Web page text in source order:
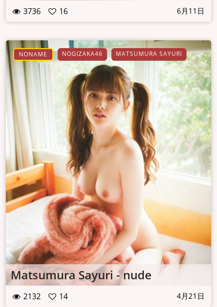
3736 16 6月11日
NONAME NOGIZAKA46 MATSUMURA SAYURI
Matsumura Sayuri - nude
2132 14 4月21日